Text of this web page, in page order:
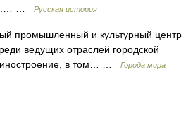
ч.… …
Русская история
промышленный и культурный центр
ведущих отраслей городской
в том… …
Города мира